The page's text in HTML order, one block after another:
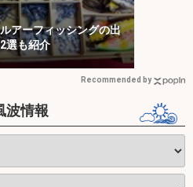
アーフィッシングの出
選も紹介
Recommended by
波情報